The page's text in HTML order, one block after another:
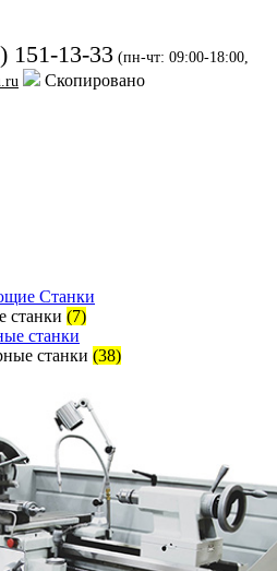
151-13-33 (пн-чт: 09:00-18:00,
Скопировано
Станки
станки (7)
станки (38)